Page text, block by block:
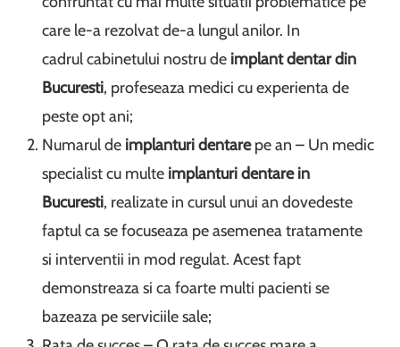
care le-a rezolvat de-a lungul anilor. In
cadrul cabinetului nostru de implant dentar din
Bucuresti, profeseaza medici cu experienta de
peste opt ani;
Numarul de implanturi dentarepe an – Un medic
specialist cu multe implanturi dentare in
Bucuresti, realizate in cursul unui an dovedeste
faptul ca se focuseaza pe asemenea tratamente
si interventii in mod regulat. Acest fapt
demonstreaza si ca foarte multi pacienti se
bazeaza pe serviciile sale;